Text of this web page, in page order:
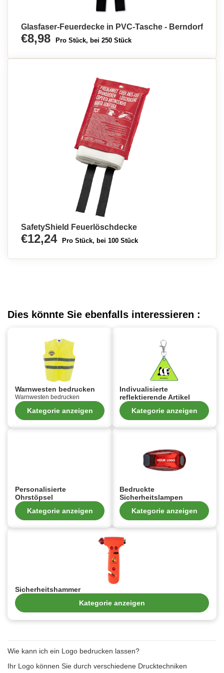
Glasfaser-Feuerdecke in PVC-Tasche - Berndorf
€8,98 Pro Stück, bei 250 Stück
SafetyShield Feuerlöschdecke
€12,24 Pro Stück, bei 100 Stück
Dies könnte Sie ebenfalls interessieren :
Warnwesten bedrucken
Warnwesten bedrucken
Kategorie anzeigen
Indivualisierte
reflektierende Artikel
Kategorie anzeigen
Personalisierte
Ohrstöpsel
Kategorie anzeigen
Bedruckte
Sicherheitslampen
Kategorie anzeigen
Sicherheitshammer
Kategorie anzeigen
Wie kann ich ein Logo bedrucken lassen?
Ihr Logo können Sie durch verschiedene Drucktechniken